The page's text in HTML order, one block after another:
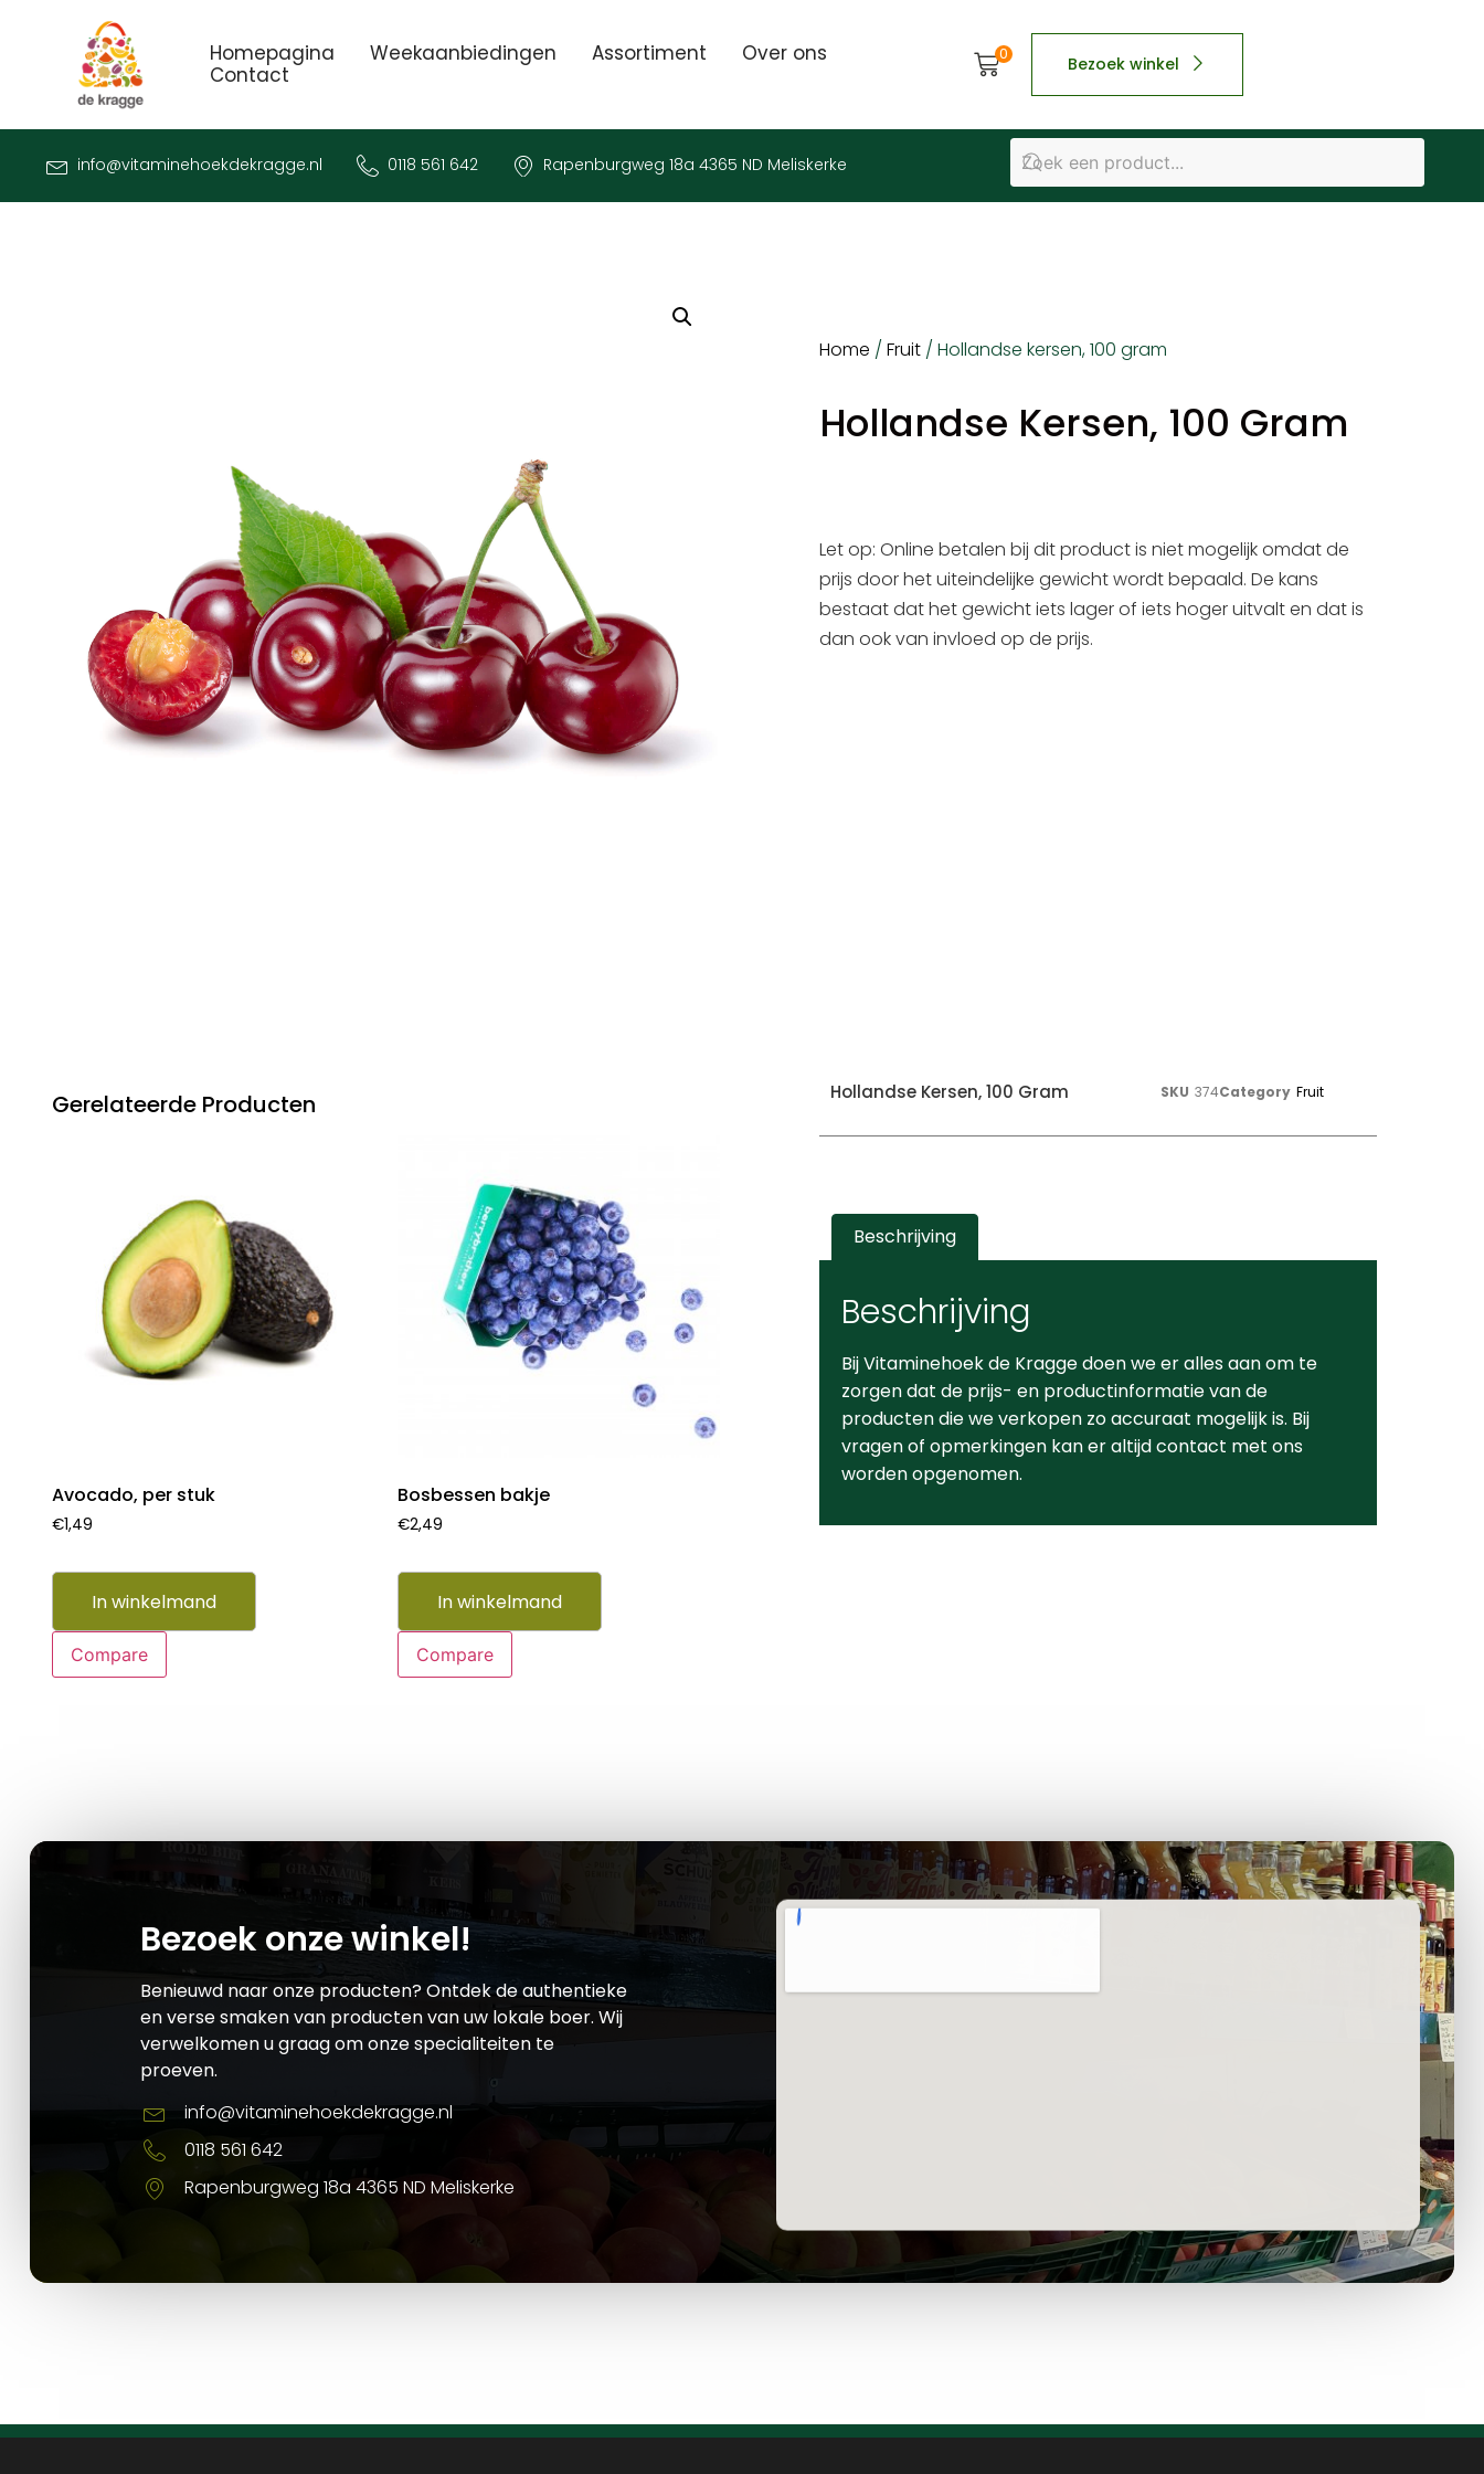
Homepagina Weekaanbiedingen Assortiment
Over ons
Contact
0 Bezoek winkel
info@vitaminehoekdekragge.nl 0118 561 642 Rapenburgweg 18a 4365 ND Meliskerke
Home /Fruit / Hollandse kersen, 100 gram
Hollandse Kersen, 100 Gram
Let op: Online betalen bij dit product is niet mogelijk omdat de
prijs door het uiteindelijke gewicht wordt bepaald. De kans
bestaat dat het gewicht iets lager of iets hoger uitvalt en dat is
dan ook van invloed op de prijs.
Gerelateerde Producten
Avocado, per stuk
€1,49
In winkelmand
Compare
Bosbessen bakje
€2,49
In winkelmand
Compare
Hollandse Kersen, 100 Gram SKU374Category Fruit
Beschrijving
Beschrijving
Bij Vitaminehoek de Kragge doen we er alles aan om te
zorgen dat de prijs- en productinformatie van de
producten die we verkopen zo accuraat mogelijk is. Bij
vragen of opmerkingen kan er altijd contact met ons
worden opgenomen.
Bezoek onze winkel!
Benieuwd naar onze producten? Ontdek de authentieke
en verse smaken van producten van uw lokale boer. Wij
verwelkomen u graag om onze specialiteiten te
proeven.
info@vitaminehoekdekragge.nl
0118 561 642
Rapenburgweg 18a 4365 ND Meliskerke